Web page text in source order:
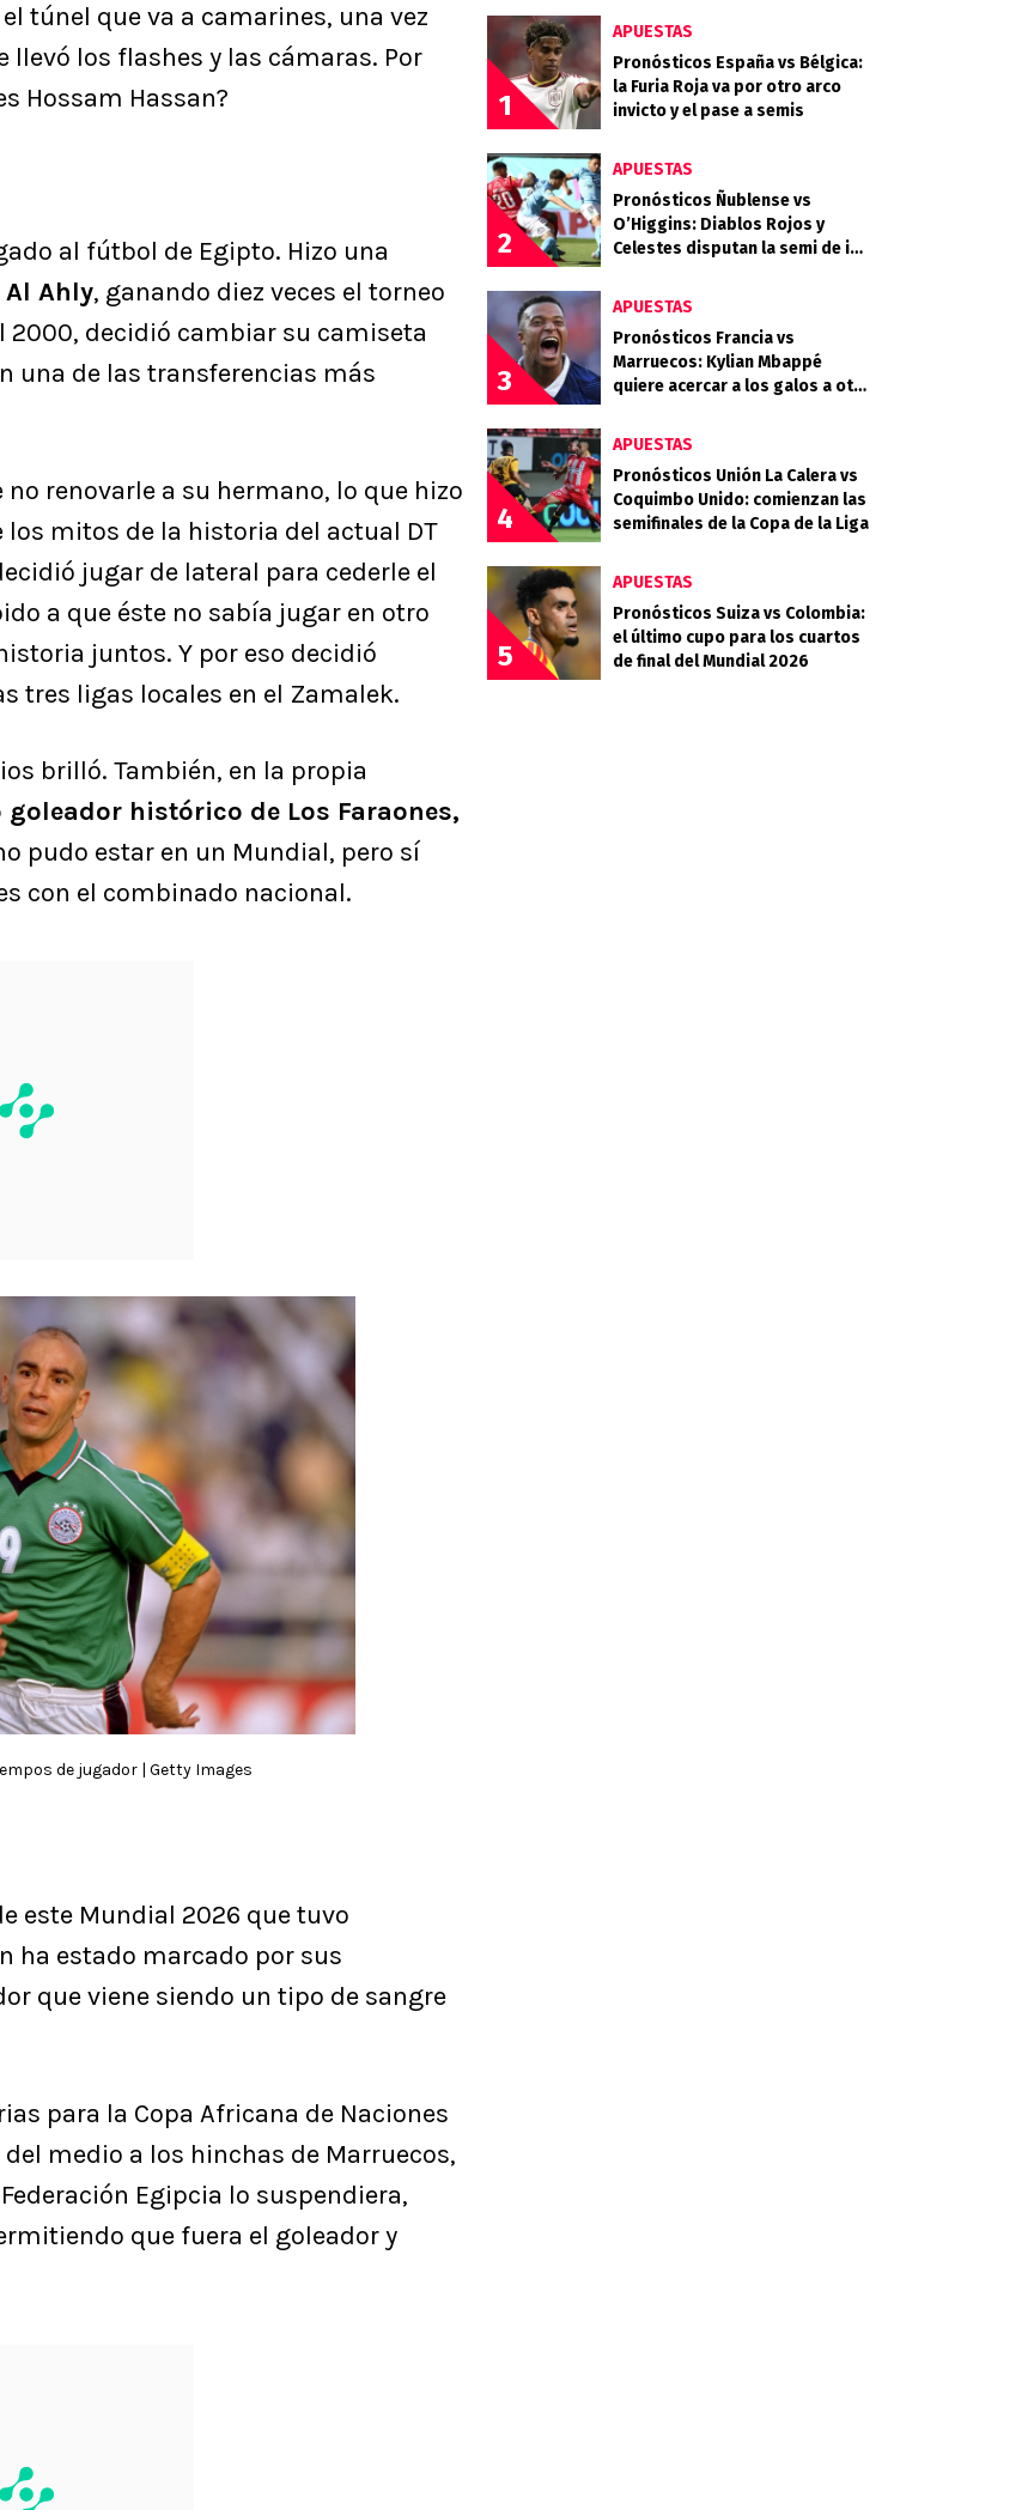
túnel que va a camarines, una vez
los flashes y las cámaras. Por
Hossam Hassan?
al fútbol de Egipto. Hizo una
Al Ahly, ganando diez veces el torneo
decidió cambiar su camiseta
una de las transferencias más
no renovarle a su hermano, lo que hizo
los mitos de la historia del actual DT
jugar de lateral para cederle el
a que éste no sabía jugar en otro
juntos. Y por eso decidió
tres ligas locales en el Zamalek.
brilló. También, en la propia
goleador histórico de Los Faraones,
pudo estar en un Mundial, pero sí
con el combinado nacional.
de jugador | Getty Images
este Mundial 2026 que tuvo
ha estado marcado por sus
que viene siendo un tipo de sangre
para la Copa Africana de Naciones
medio a los hinchas de Marruecos,
Egipcia lo suspendiera,
que fuera el goleador y
1
APUESTAS
Pronósticos España vs Bélgica:
la Furia Roja va por otro arco
invicto y el pase a semis
2
APUESTAS
Pronósticos Ñublense vs
O’Higgins: Diablos Rojos y
Celestes disputan la semi de ida
3
APUESTAS
Pronósticos Francia vs
Marruecos: Kylian Mbappé
quiere acercar a los galos a otra
4
APUESTAS
Pronósticos Unión La Calera vs
Coquimbo Unido: comienzan las
semifinales de la Copa de la Liga
5
APUESTAS
Pronósticos Suiza vs Colombia:
el último cupo para los cuartos
de final del Mundial 2026